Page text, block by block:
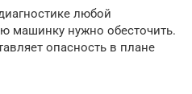
любой
машинку нужно обесточить.
опасность в плане